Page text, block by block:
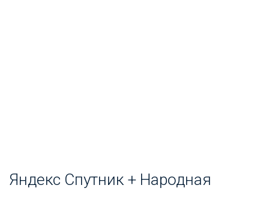
Яндекс Спутник + Народная